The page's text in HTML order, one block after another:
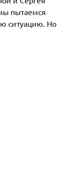
пытаемся
ситуацию. Но